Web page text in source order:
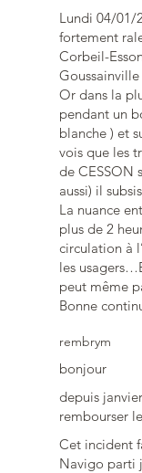
Lundi 04/01/
fortement
Corbeil-
Goussainville
Or dans la
pendant un
blanche ) et
vois que les
de CESSON
aussi) il
La nuance
plus de 2
circulation à
les
peut même
Bonne
rembrym
bonjour
depuis
rembourser
Cet incident
Navigo parti